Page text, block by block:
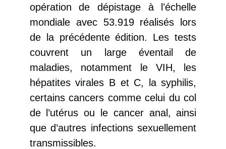
opération de dépistage à l’échelle
mondiale avec 53.919 réalisés lors
de la précédente édition. Les tests
couvrent un large éventail de
maladies, notamment le VIH, les
hépatites virales B et C, la syphilis,
certains cancers comme celui du col
de l’utérus ou le cancer anal, ainsi
que d’autres infections sexuellement
transmissibles.